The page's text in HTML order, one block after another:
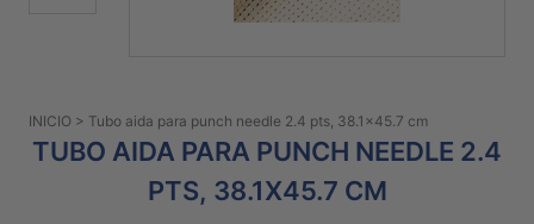
Preguntas
frecuentes
INICIO > Tubo aida para punch needle 2.4 pts, 38.1x45.7 cm
TUBO AIDA PARA PUNCH NEEDLE 2.4
PTS, 38.1X45.7 CM